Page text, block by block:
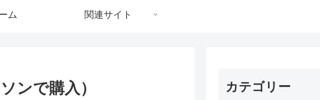
ム 関連サイト
ンで購入） カテゴリー